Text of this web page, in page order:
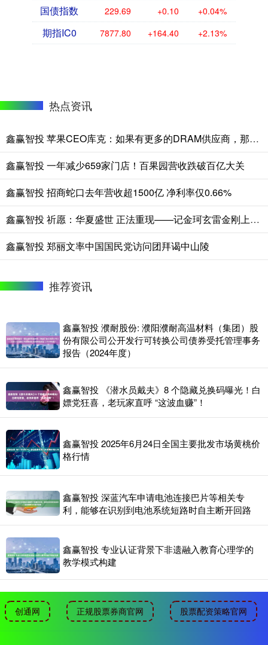
国债指数 229.69 +0.10 +0.04%
期指IC0 7877.80 +164.40 +2.13%
热点资讯
鑫赢智投 苹果CEO库克：如果有更多的DRAM供应商，那将是件好事
鑫赢智投 一年减少659家门店！百果园营收跌破百亿大关
鑫赢智投 招商蛇口去年营收超1500亿 净利率仅0.66%
鑫赢智投 祈愿：华夏盛世 正法重现——记金珂玄雷金刚上师与赵朴初先生历史性会晤
鑫赢智投 郑丽文率中国国民党访问团拜谒中山陵
推荐资讯
鑫赢智投 濮耐股份: 濮阳濮耐高温材料（集团）股
份有限公司公开发行可转换公司债券受托管理事务
报告（2024年度）
鑫赢智投 《潜水员戴夫》8 个隐藏兑换码曝光！白
嫖党狂喜，老玩家直呼 “这波血赚”！
鑫赢智投 2025年6月24日全国主要批发市场黄桃价
格行情
鑫赢智投 深蓝汽车申请电池连接巴片等相关专
利，能够在识别到电池系统短路时自主断开回路
鑫赢智投 专业认证背景下非遗融入教育心理学的
教学模式构建
创通网 正规股票券商官网 股票配资策略官网